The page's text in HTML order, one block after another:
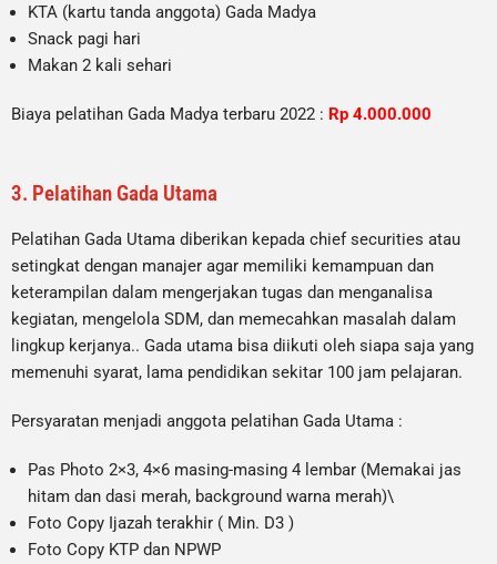
KTA (kartu tanda anggota) Gada Madya
Snack pagi hari
Makan 2 kali sehari
Biaya pelatihan Gada Madya terbaru 2022 : Rp 4.000.000
3. Pelatihan Gada Utama
Pelatihan Gada Utama diberikan kepada chief securities atau
setingkat dengan manajer agar memiliki kemampuan dan
keterampilan dalam mengerjakan tugas dan menganalisa
kegiatan, mengelola SDM, dan memecahkan masalah dalam
lingkup kerjanya.. Gada utama bisa diikuti oleh siapa saja yang
memenuhi syarat, lama pendidikan sekitar 100 jam pelajaran.
Persyaratan menjadi anggota pelatihan Gada Utama :
Pas Photo 2×3, 4×6 masing-masing 4 lembar (Memakai jas
hitam dan dasi merah, background warna merah)\
Foto Copy Ijazah terakhir ( Min. D3 )
Foto Copy KTP dan NPWP